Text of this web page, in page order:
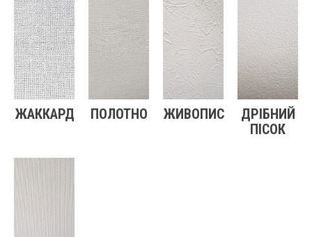
ЖАККАРД ПОЛОТНО ЖИВОПИС
ДРІБНИЙ
ПІСОК